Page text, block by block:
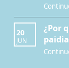
20
JUN
¿Por